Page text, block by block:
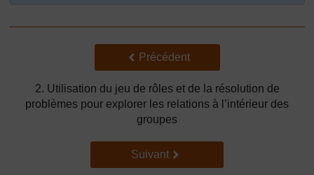
Précédent
Précédent
2. Utilisation du jeu de rôles et de la résolution de
problèmes pour explorer les relations à l’intérieur des
groupes
Suivant
Suivant